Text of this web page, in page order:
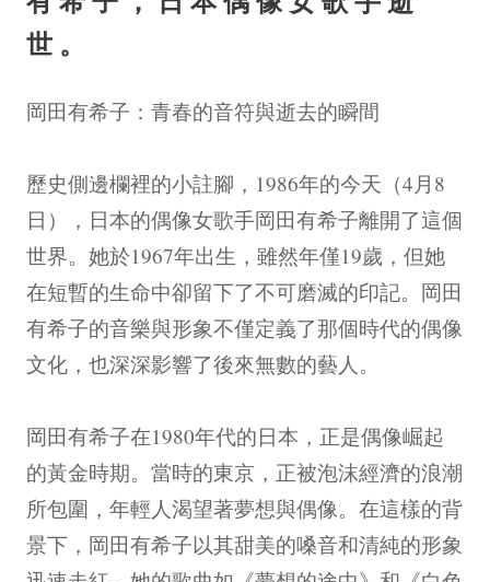
世。
岡田有希子：青春的音符與逝去的瞬間
歷史側邊欄裡的小註腳，1986年的今天（4月8
日），日本的偶像女歌手岡田有希子離開了這個
世界。她於1967年出生，雖然年僅19歲，但她
在短暫的生命中卻留下了不可磨滅的印記。岡田
有希子的音樂與形象不僅定義了那個時代的偶像
文化，也深深影響了後來無數的藝人。
岡田有希子在1980年代的日本，正是偶像崛起
的黃金時期。當時的東京，正被泡沫經濟的浪潮
所包圍，年輕人渴望著夢想與偶像。在這樣的背
景下，岡田有希子以其甜美的嗓音和清純的形象